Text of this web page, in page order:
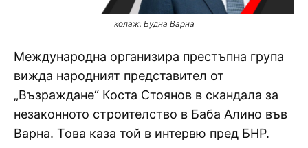
колаж: Будна Варна
Международна организира престъпна група
вижда народният представител от
„Възраждане“ Коста Стоянов в скандала за
незаконното строителство в Баба Алино във
Варна. Това каза той в интервю пред БНР.